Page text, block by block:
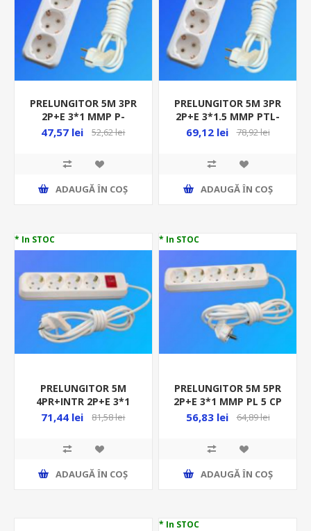
PRELUNGITOR 5M 3PR
2P+E 3*1 MMP P-
3CP/AR 000234 N-
47,57 lei 52,62 lei
ADAUGĂ ȊN COŞ
PRELUNGITOR 5M 3PR
2P+E 3*1.5 MMP PTL-
CP C P 3CPIC 53827
69,12 lei 78,92 lei
ADAUGĂ ȊN COŞ
* In STOC
PRELUNGITOR 5M
4PR+INTR 2P+E 3*1
MMP PL 4 CPI 37940 N-
71,44 lei 81,58 lei
ADAUGĂ ȊN COŞ
* In STOC
PRELUNGITOR 5M 5PR
2P+E 3*1 MMP PL 5 CP
36653 N-02550
56,83 lei 64,89 lei
ADAUGĂ ȊN COŞ
* In STOC